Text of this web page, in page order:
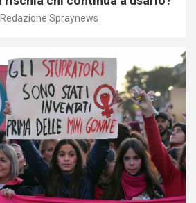
Redazione Spraynews